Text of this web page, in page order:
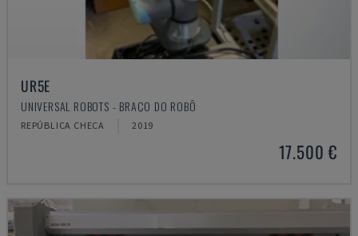
UR5E
UNIVERSAL ROBOTS - BRAÇO DO ROBÔ
REPÚBLICA CHECA 2019
17.500 €